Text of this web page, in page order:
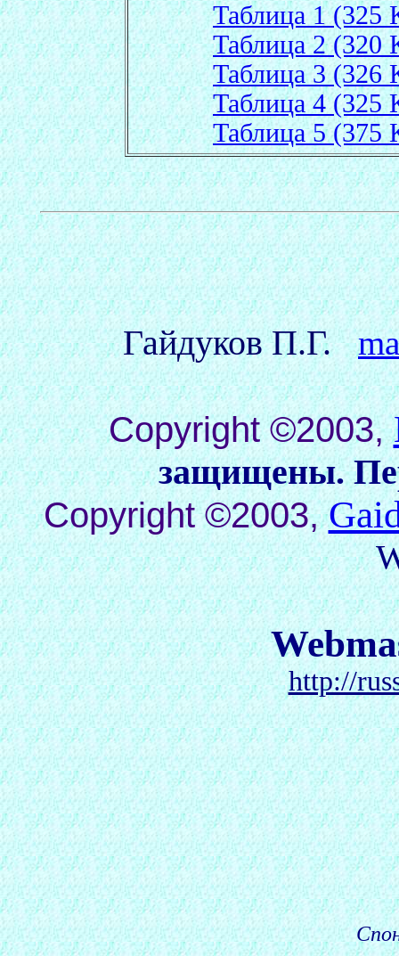
Таблица 1 (325
Таблица 2 (320
Таблица 3 (326
Таблица 4 (325
Таблица 5 (375
Гайдуков П.Г.
Copyright ©2003,
защищены.
Copyright ©2003,
http://